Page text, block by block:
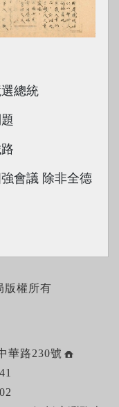
總統
會議 除非全德
版權所有
華路230號